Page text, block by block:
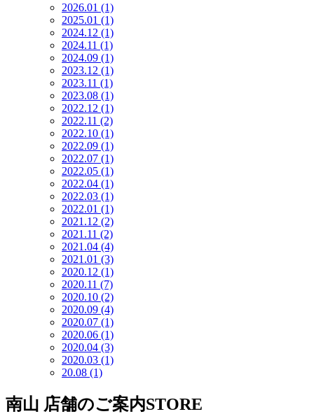
2026.01 (1)
2025.01 (1)
2024.12 (1)
2024.11 (1)
2024.09 (1)
2023.12 (1)
2023.11 (1)
2023.08 (1)
2022.12 (1)
2022.11 (2)
2022.10 (1)
2022.09 (1)
2022.07 (1)
2022.05 (1)
2022.04 (1)
2022.03 (1)
2022.01 (1)
2021.12 (2)
2021.11 (2)
2021.04 (4)
2021.01 (3)
2020.12 (1)
2020.11 (7)
2020.10 (2)
2020.09 (4)
2020.07 (1)
2020.06 (1)
2020.04 (3)
2020.03 (1)
20.08 (1)
南山 店舗のご案内STORE